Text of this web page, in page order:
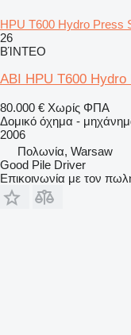
HPU T600 Hydro Press
26
ΒΊΝΤΕΟ
ABI HPU T600
80.000 € Χωρίς ΦΠΑ
Δομικό όχημα -
2006
Πολωνία, Warsaw
Good Pile Driver
Επικοινωνία με τον